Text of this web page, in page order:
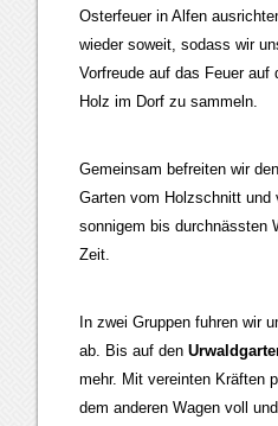
Osterfeuer in Alfen
wieder soweit, sodass wir
Vorfreude auf das Feuer auf
Holz im Dorf zu sammeln.
Gemeinsam befreiten wir
Garten vom Holzschnitt und
sonnigem bis durchnässten
Zeit.
In zwei Gruppen fuhren wir
ab. Bis auf den
mehr. Mit vereinten Kräften
dem anderen Wagen voll